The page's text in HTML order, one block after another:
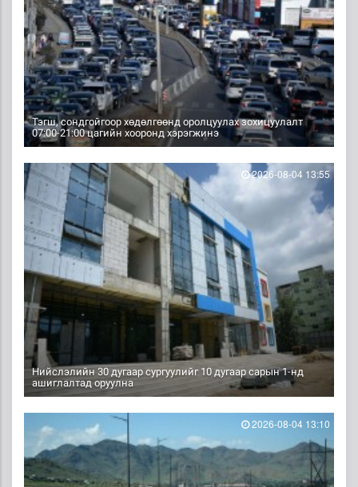
Тэгш, сондгойгоор хөдөлгөөнд оролцуулах зохицуулалт
07:00-21:00 цагийн хооронд хэрэгжинэ
Нийслэлийн 30 дугаар сургуулийг 10 дугаар сарын 1-нд
ашиглалтад оруулна
2026-08-04 13:55
2026-08-04 13:10